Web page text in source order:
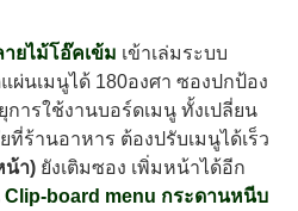
ยไม้โอ๊คเข้ม เข้าเล่มระบบ
ผ่นเมนูได้ 180องศา ซองปกป้อง
ารใช้งานบอร์ดเมนู ทั้งเปลี่ยน
ร้านอาหาร ต้องปรับเมนูได้เร็ว
น้า) ยังเติมซอง เพิ่มหน้าได้อีก
Clip-board menu กระดานหนีบ